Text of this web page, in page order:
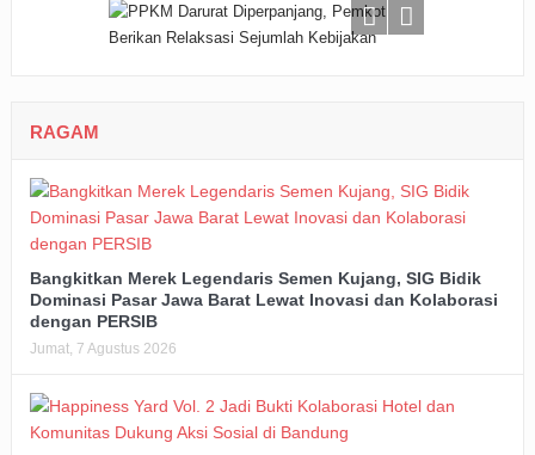
RAGAM
Bangkitkan Merek Legendaris Semen Kujang, SIG Bidik
Dominasi Pasar Jawa Barat Lewat Inovasi dan Kolaborasi
dengan PERSIB
Jumat, 7 Agustus 2026